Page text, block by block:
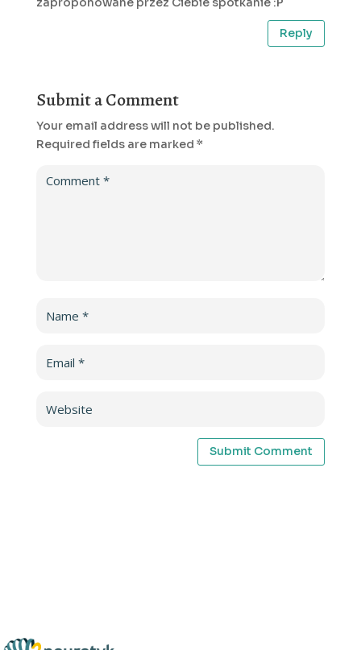
Reply
Submit a Comment
Your email address will not be published.
Required fields are marked *
Submit Comment